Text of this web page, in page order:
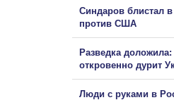
Синдаров блистал
против США
Разведка
откровенно дурит
Люди с руками в